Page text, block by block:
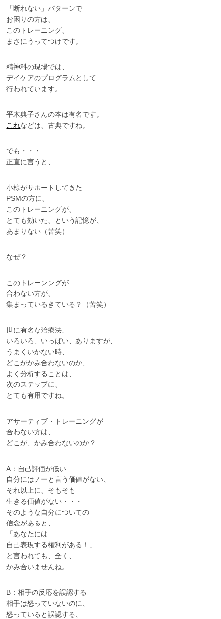
「断れない」パターンで
お困りの方は、
このトレーニング、
まさにうってつけです。
精神科の現場では、
デイケアのプログラムとして
行われています。
平木典子さんの本は有名です。
これなどは、古典ですね。
でも・・・
正直に言うと、
小椋がサポートしてきた
PSMの方に、
このトレーニングが、
とても効いた、という記憶が、
あまりない（苦笑）
なぜ？
このトレーンングが
合わない方が、
集まっているきている？（苦笑）
世に有名な治療法、
いろいろ、いっぱい、ありますが、
うまくいかない時、
どこがかみ合わないのか、
よく分析することは、
次のステップに、
とても有用ですね。
アサーティブ・トレーニングが
合わない方は、
どこが、かみ合わないのか？
A：自己評価が低い
自分にはノーと言う価値がない、
それ以上に、そもそも
生きる価値がない・・・
そのような自分についての
信念があると、
「あなたには
自己表現する権利がある！」
と言われても、全く、
かみ合いませんね。
B：相手の反応を誤認する
相手は怒っていないのに、
怒っていると誤認する、